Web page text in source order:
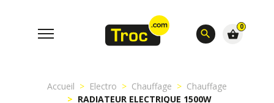
search
0
shopping_basket
Accueil Electro Chauffage
Chauffage
RADIATEUR ELECTRIQUE 1500W